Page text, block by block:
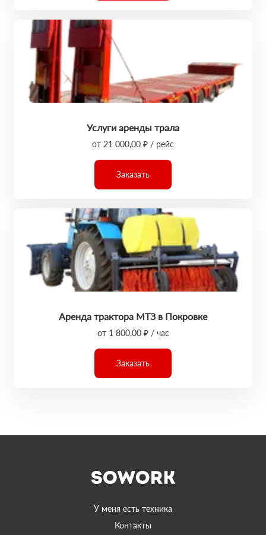
Услуги аренды трала
от 21 000,00 ₽ / рейс
Заказать
Аренда трактора МТЗ в Покровке
от 1 800,00 ₽ / час
Заказать
У меня есть техника
Контакты